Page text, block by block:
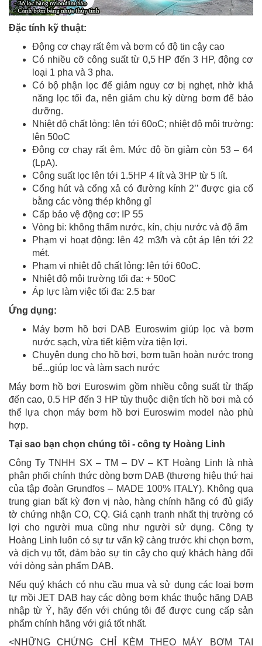
Đặc tính kỹ thuật:
Động cơ chạy rất êm và bơm có độ tin cậy cao
Có nhiều cỡ công suất từ 0,5 HP đến 3 HP, động cơ
loại 1 pha và 3 pha.
Có bộ phận lọc để giảm nguy cơ bị nghẹt, nhờ khả
năng lọc tối đa, nên giảm chu kỳ dừng bơm để bảo
dưỡng.
Nhiệt độ chất lỏng: lên tới 60oC; nhiệt độ môi trường:
lên 50oC
Động cơ chạy rất êm. Mức độ ồn giảm còn 53 – 64
(LpA).
Công suất lọc lên tới 1.5HP 4 lít và 3HP từ 5 lít.
Cổng hút và cổng xả có đường kính 2’’ được gia cố
bằng các vòng thép không gỉ
Cấp bảo vệ động cơ: IP 55
Vòng bi: không thấm nước, kín, chịu nước và độ ẩm
Phạm vi hoạt động: lên 42 m3/h và cột áp lên tới 22
mét.
Phạm vi nhiệt độ chất lỏng: lên tới 60oC.
Nhiệt độ môi trường tối đa: + 50oC
Áp lực làm việc tối đa: 2.5 bar
Ứng dụng:
Máy bơm hồ bơi DAB Euroswim giúp lọc và bơm
nước sạch, vừa tiết kiệm vừa tiện lợi.
Chuyên dụng cho hồ bơi, bơm tuần hoàn nước trong
bể...giúp lọc và làm sạch nước
Máy bơm hồ bơi Euroswim gồm nhiều công suất từ thấp
đến cao, 0.5 HP đến 3 HP tùy thuộc diện tích hồ bơi mà có
thể lựa chọn máy bơm hồ bơi Euroswim model nào phù
hợp.
Tại sao bạn chọn chúng tôi - công ty Hoàng Linh
Công Ty TNHH SX – TM – DV – KT Hoàng Linh là nhà
phân phối chính thức dòng bơm DAB (thương hiệu thứ hai
của tập đoàn Grundfos – MADE 100% ITALY). Không qua
trung gian bất kỳ đơn vị nào, hàng chính hãng có đủ giấy
tờ chứng nhận CO, CQ. Giá cạnh tranh nhất thị trường có
lợi cho người mua cũng như người sử dụng. Công ty
Hoàng Linh luôn có sự tư vấn kỹ càng trước khi chọn bơm,
và dịch vụ tốt, đảm bảo sự tin cậy cho quý khách hàng đối
với dòng sản phẩm DAB.
Nếu quý khách có nhu cầu mua và sử dụng các loại bơm
tự mồi JET DAB hay các dòng bơm khác thuộc hãng DAB
nhập từ Ý, hãy đến với chúng tôi để được cung cấp sản
phẩm chính hãng với giá tốt nhất.
<NHỮNG CHỨNG CHỈ KÈM THEO MÁY BƠM TẠI